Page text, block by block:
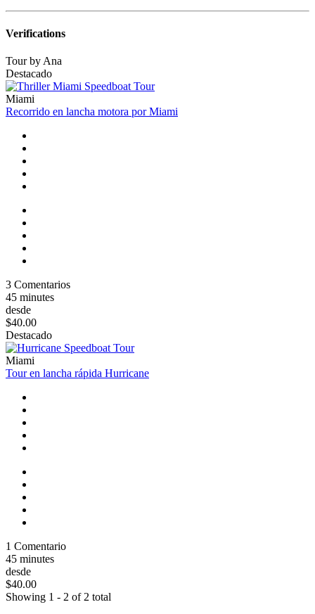
Verifications
Tour by Ana
Destacado
Miami
Recorrido en lancha motora por Miami
3 Comentarios
45 minutes
desde
$40.00
Destacado
Miami
Tour en lancha rápida Hurricane
1 Comentario
45 minutes
desde
$40.00
Showing 1 - 2 of 2 total